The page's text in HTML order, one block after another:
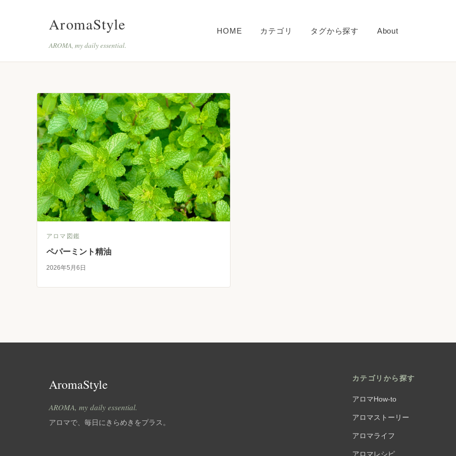
AromaStyle
AROMA, my daily essential.
HOME カテゴリ タグから探す About
アロマ図鑑
ペパーミント精油
2026年5月6日
AromaStyle
AROMA, my daily essential.
アロマで、毎日にきらめきをプラス。
カテゴリから探す
アロマHow-to
アロマストーリー
アロマライフ
アロマレシピ